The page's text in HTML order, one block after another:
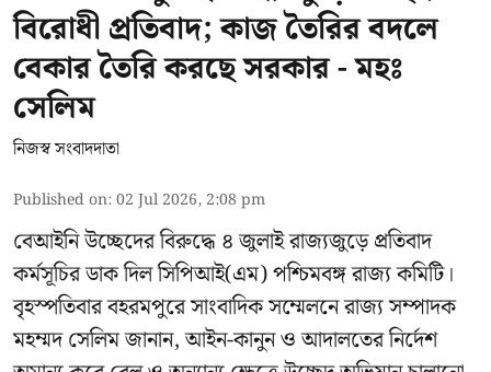
বিরোধী প্রতিবাদ; কাজ তৈরির বদলে
বেকার তৈরি করছে সরকার - মহঃ
সেলিম
নিজস্ব সংবাদদাতা
Published on:02 Jul 2026, 2:08 pm
বেআইনি উচ্ছেদের বিরুদ্ধে ৪ জুলাই রাজ্যজুড়ে প্রতিবাদ
কর্মসূচির ডাক দিল সিপিআই(এম) পশ্চিমবঙ্গ রাজ্য কমিটি।
বৃহস্পতিবার বহরমপুরে সাংবাদিক সম্মেলনে রাজ্য সম্পাদক
মহম্মদ সেলিম জানান, আইন-কানুন ও আদালতের নির্দেশ